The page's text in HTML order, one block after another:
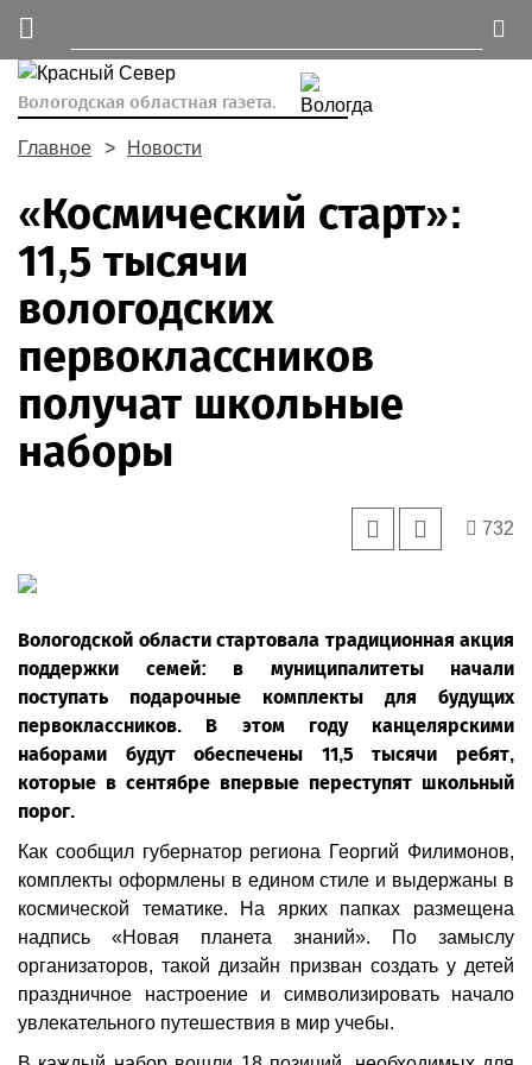
Вологодская областная газета.
Главное Новости
«Космический старт»:
11,5 тысячи
вологодских
первоклассников
получат школьные
наборы
732
Вологодской области стартовала традиционная акция
поддержки семей: в муниципалитеты начали
поступать подарочные комплекты для будущих
первоклассников. В этом году канцелярскими
наборами будут обеспечены 11,5 тысячи ребят,
которые в сентябре впервые переступят школьный
порог.
Как сообщил губернатор региона Георгий Филимонов,
комплекты оформлены в едином стиле и выдержаны в
космической тематике. На ярких папках размещена
надпись «Новая планета знаний». По замыслу
организаторов, такой дизайн призван создать у детей
праздничное настроение и символизировать начало
увлекательного путешествия в мир учебы.